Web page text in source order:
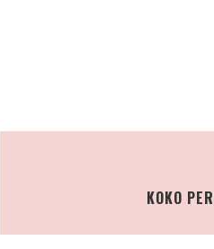
KOKO